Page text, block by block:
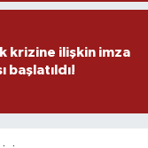
krizine ilişkin imza
başlatıldı!